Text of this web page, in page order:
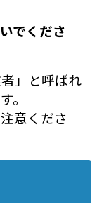
でくださ
」と呼ばれ
。
意くださ